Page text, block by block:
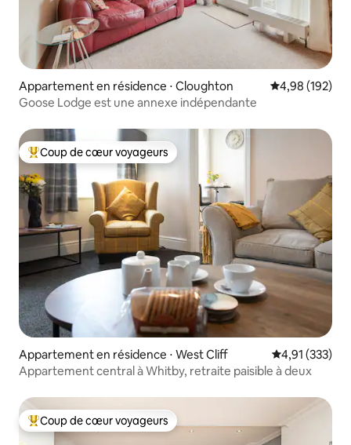
Appartement en résidence ⋅ Cloughton Évaluation
4,98 (192)
Goose Lodge est une annexe indépendante
Coups de cœur voyageurs les plus appréciés
Coup de cœur voyageurs
Appartement en résidence ⋅ West Cliff Évaluation
4,91 (333)
Appartement central à Whitby, retraite paisible à deux
Coups de cœur voyageurs les plus appréciés
Coup de cœur voyageurs